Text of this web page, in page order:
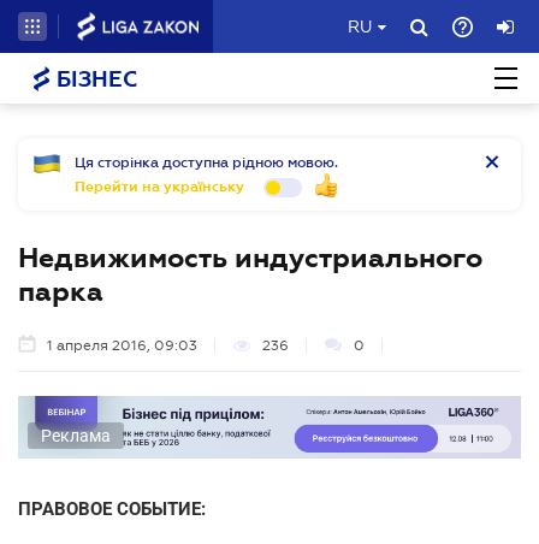
RU
БІЗНЕС
Ця сторінка доступна рідною мовою.
Перейти на українську
Недвижимость индустриального
парка
1 апреля 2016, 09:03 236 0
Реклама
ПРАВОВОЕ СОБЫТИЕ: